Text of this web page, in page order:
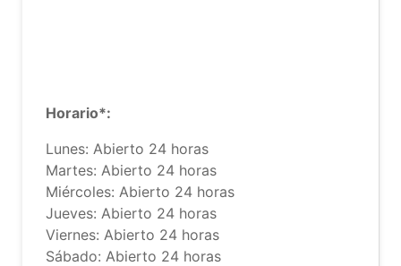
Horario*:
Lunes: Abierto 24 horas
Martes: Abierto 24 horas
Miércoles: Abierto 24 horas
Jueves: Abierto 24 horas
Viernes: Abierto 24 horas
Sábado: Abierto 24 horas